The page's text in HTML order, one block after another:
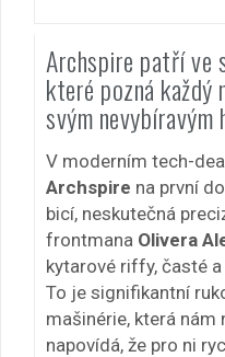
Archspire patří ve
které pozná každý
svým nevybíravým
V moderním tech-
Archspire na první
bicí, neskutečná
frontmana Olivera
kytarové riffy, časté a
To je signifikantní
mašinérie, která nám
napovídá, že pro ni